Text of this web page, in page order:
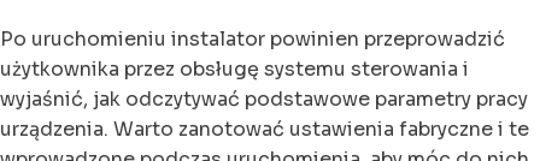
Po uruchomieniu instalator powinien przeprowadzić
użytkownika przez obsługę systemu sterowania i
wyjaśnić, jak odczytywać podstawowe parametry pracy
urządzenia. Warto zanotować ustawienia fabryczne i te